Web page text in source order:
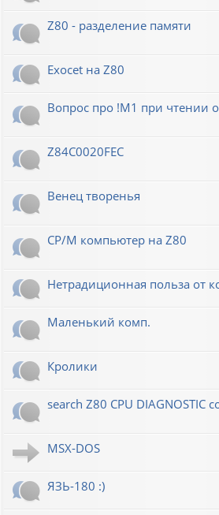
Z80 - разделение памяти
Exocet на Z80
Вопрос про !M1 при чтении
Z84C0020FEC
Венец творенья
CP/M компьютер на Z80
Нетрадиционная польза от
Маленький комп.
Кролики
search Z80 CPU DIAGNOSTIC
MSX-DOS
ЯЗЬ-180 :)